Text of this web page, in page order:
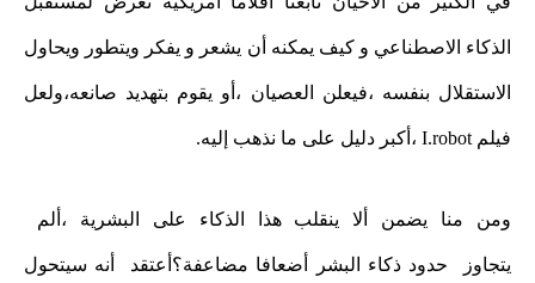
الذكاء الاصطناعي و كيف يمكنه أن يشعر و يفكر ويتطور ويحاول
الاستقلال بنفسه ،فيعلن العصيان ،أو يقوم بتهديد صانعه،ولعل
فيلم I.robot ،أكبر دليل على ما نذهب إليه.
ومن منا يضمن ألا ينقلب هذا الذكاء على البشرية ،ألم
يتجاوز حدود ذكاء البشر أضعافا مضاعفة؟أعتقد أنه سيتحول